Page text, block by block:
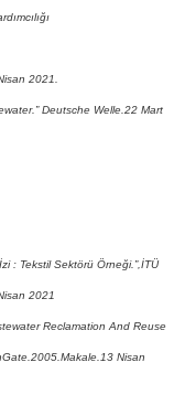
2021.
Deutsche Welle.22 Mart
: Tekstil Sektörü Örneği.”,İTÜ
2021
Reclamation And Reuse
Nisan